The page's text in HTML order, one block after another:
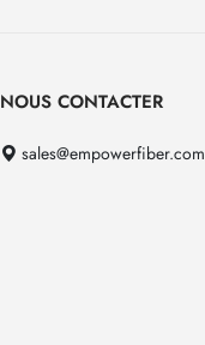
NOUS CONTACTER
sales@empowerfiber.com